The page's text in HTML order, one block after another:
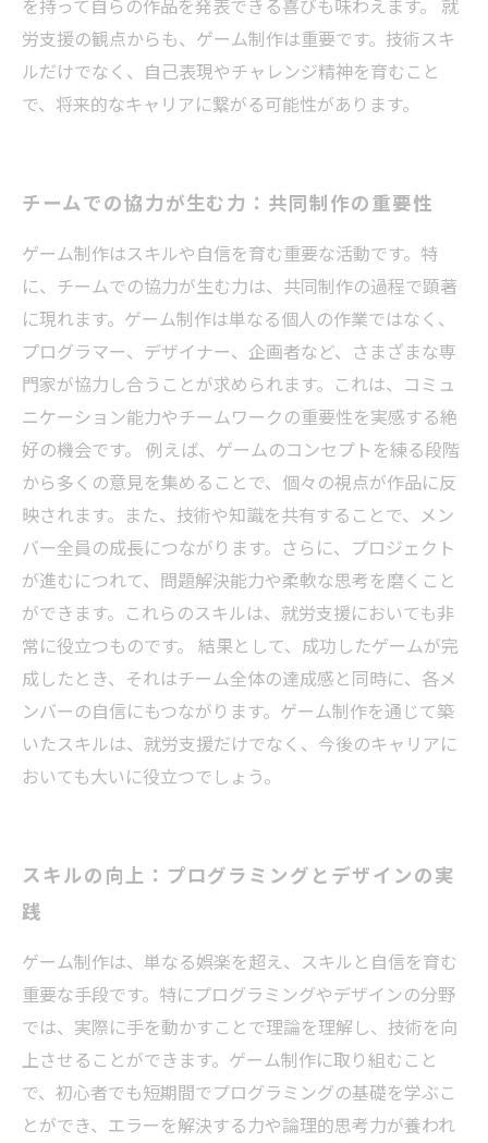
を持って自らの作品を発表できる喜びも味わえます。 就
労支援の観点からも、ゲーム制作は重要です。技術スキ
ルだけでなく、自己表現やチャレンジ精神を育むこと
で、将来的なキャリアに繋がる可能性があります。
チームでの協力が生む力：共同制作の重要性
ゲーム制作はスキルや自信を育む重要な活動です。特
に、チームでの協力が生む力は、共同制作の過程で顕著
に現れます。ゲーム制作は単なる個人の作業ではなく、
プログラマー、デザイナー、企画者など、さまざまな専
門家が協力し合うことが求められます。これは、コミュ
ニケーション能力やチームワークの重要性を実感する絶
好の機会です。 例えば、ゲームのコンセプトを練る段階
から多くの意見を集めることで、個々の視点が作品に反
映されます。また、技術や知識を共有することで、メン
バー全員の成長につながります。さらに、プロジェクト
が進むにつれて、問題解決能力や柔軟な思考を磨くこと
ができます。これらのスキルは、就労支援においても非
常に役立つものです。 結果として、成功したゲームが完
成したとき、それはチーム全体の達成感と同時に、各メ
ンバーの自信にもつながります。ゲーム制作を通じて築
いたスキルは、就労支援だけでなく、今後のキャリアに
おいても大いに役立つでしょう。
スキルの向上：プログラミングとデザインの実
践
ゲーム制作は、単なる娯楽を超え、スキルと自信を育む
重要な手段です。特にプログラミングやデザインの分野
では、実際に手を動かすことで理論を理解し、技術を向
上させることができます。ゲーム制作に取り組むこと
で、初心者でも短期間でプログラミングの基礎を学ぶこ
とができ、エラーを解決する力や論理的思考力が養われ